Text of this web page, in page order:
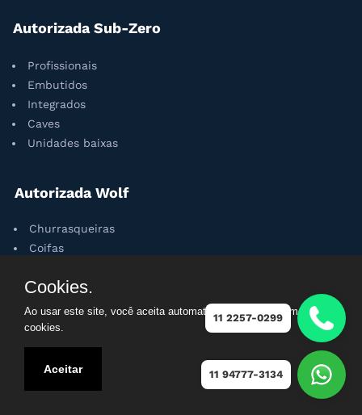
Autorizada Sub-Zero
Profissionais
Embutidos
Integrados
Caves
Unidades baixas
Autorizada Wolf
Churrasqueiras
Coifas
Fogões
Gavetas
Microondas
11 2257-0299
11 94777-3134
Cookies.
Ao usar este site, você aceita automaticamente que usamos
cookies.
Aceitar